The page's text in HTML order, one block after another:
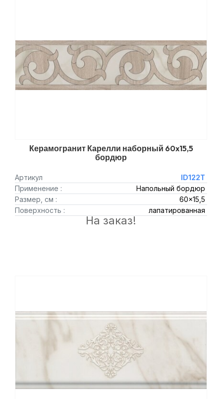
Керамогранит Карелли наборный 60x15,5
бордюр
Артикул
ID122T
Применение :
Напольный бордюр
Размер, см :
60x15,5
Поверхность :
лапатированная
На заказ!